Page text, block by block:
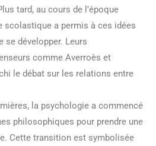
tard, au cours de l’époque
scolastique a permis à ces idées
se développer. Leurs
comme Averroès et
le débat sur les relations entre
la psychologie a commencé
philosophiques pour prendre une
Cette transition est symbolisée